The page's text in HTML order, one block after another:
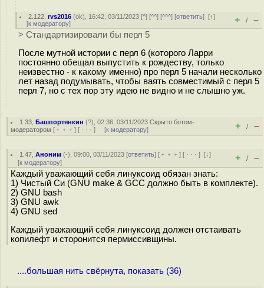
2.122 ,rvs2016 (ok), 16:42, 03/11/2023 [^] [^^] [^^^] [ответить][↑]
[к модератору] + / –
> Стандартизировали бы перл 5
После мутной истории с перл 6 (которого Ларри
постоянно обещал выпустить к рождеству, только
неизвестно - к какому именно) про перл 5 начали несколько
лет назад подумывать, чтобы ваять совместимый с перл 5
перл 7, но с тех пор эту идею не видно и не слышно уж.
1.33 ,Башпортянкин (?), 02:36, 03/11/2023Скрыто ботом-
модератором [ ﹢﹢﹢ ] [ · · · ] [к модератору] + / –
1.47 ,Аноним (-), 09:00, 03/11/2023 [ответить] [ ﹢﹢﹢] [ · · ·][↓]
[к модератору] + / –
Каждый уважающий себя линуксоид обязан знать:
1) Чистый Си (GNU make & GCC должно быть в комплекте).
2) GNU bash
3) GNU awk
4) GNU sed
Каждый уважающий себя линуксоид должен отстаивать
копилефт и сторонится пермиссивщины.
....большая нить свёрнута, показать (36)